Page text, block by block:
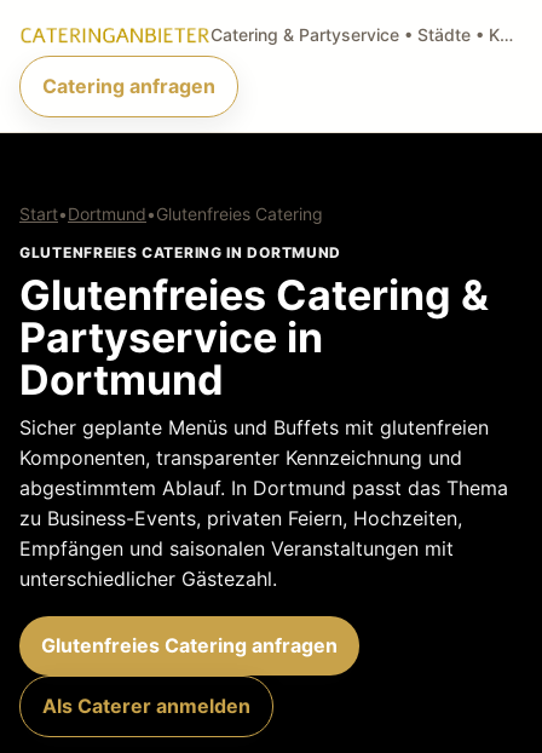
Catering & Partyservice • Städte • Küchenarten • Anfragen
Catering anfragen
Start•Dortmund•Glutenfreies Catering
GLUTENFREIES CATERING IN DORTMUND
Glutenfreies Catering &
Partyservice in
Dortmund
Sicher geplante Menüs und Buffets mit glutenfreien
Komponenten, transparenter Kennzeichnung und
abgestimmtem Ablauf. In Dortmund passt das Thema
zu Business-Events, privaten Feiern, Hochzeiten,
Empfängen und saisonalen Veranstaltungen mit
unterschiedlicher Gästezahl.
Glutenfreies Catering anfragen
Als Caterer anmelden